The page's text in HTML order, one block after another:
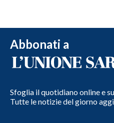
Abbonati a
Sfoglia il quotidiano online e
Tutte le notizie del giorno